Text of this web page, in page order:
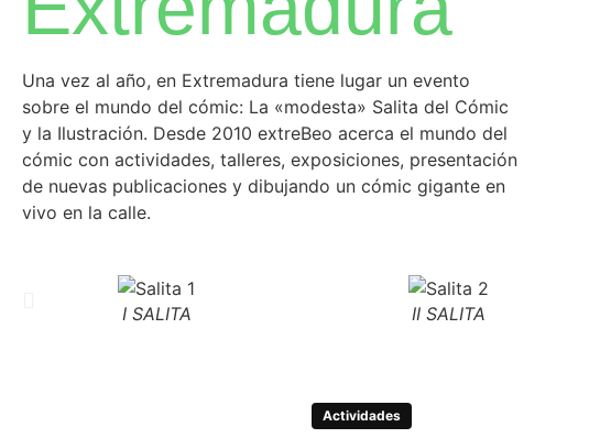
Una vez al año, en Extremadura tiene lugar un evento
sobre el mundo del cómic: La «modesta» Salita del Cómic
y la Ilustración. Desde 2010 extreBeo acerca el mundo del
cómic con actividades, talleres, exposiciones, presentación
de nuevas publicaciones y dibujando un cómic gigante en
vivo en la calle.
I SALITA II SALITA
Actividades